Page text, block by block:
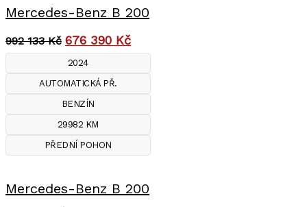
Mercedes-Benz B 200
992 133Kč 676 390 Kč
2024
AUTOMATICKÁ PŘ.
BENZÍN
29982 KM
PŘEDNÍ POHON
Mercedes-Benz B 200